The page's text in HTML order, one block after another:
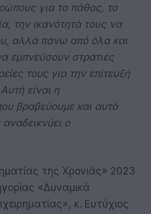
για το πάθος, το
την ικανότητά τους να
αλλά πάνω από όλα και
εμπνεύσουν στρατιές
τους για την επίτευξη
είναι η
βραβεύουμε και αυτό
ο
της Χρονιάς» 2023
«Δυναμικά
κ. Ευτύχιος